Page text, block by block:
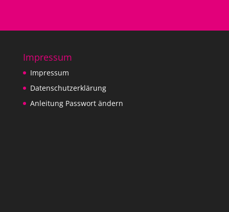
Impressum
Impressum
Datenschutzerklärung
Anleitung Passwort ändern